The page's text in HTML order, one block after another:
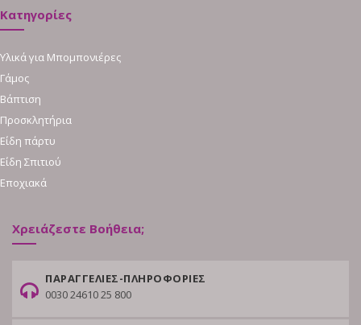
Κατηγορίες
Υλικά για Μπομπονιέρες
Γάμος
Βάπτιση
Προσκλητήρια
Είδη πάρτυ
Είδη Σπιτιού
Εποχιακά
Χρειάζεστε Βοήθεια;
ΠΑΡΑΓΓΕΛΙΕΣ-ΠΛΗΡΟΦΟΡΙΕΣ
0030 24610 25 800